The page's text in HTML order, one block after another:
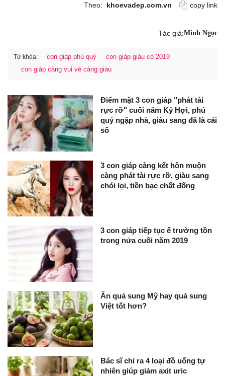
Theo: khoevadep.com.vn copy link
Tác giả:Minh Ngọc
Từ khóa: con giáp phú quý
con giáp giàu có 2019
con giáp càng vui vẻ càng giàu
Điểm mặt 3 con giáp "phát tài
rực rỡ" cuối năm Kỷ Hợi, phú
quý ngập nhà, giàu sang đã là cái
số
3 con giáp càng kết hôn muộn
càng phát tài rực rỡ, giàu sang
chói lọi, tiền bạc chất đống
3 con giáp tiếp tục ế trường tồn
trong nửa cuối năm 2019
Ăn quả sung Mỹ hay quả sung
Việt tốt hơn?
Bác sĩ chỉ ra 4 loại đồ uống tự
nhiên giúp giảm axit uric